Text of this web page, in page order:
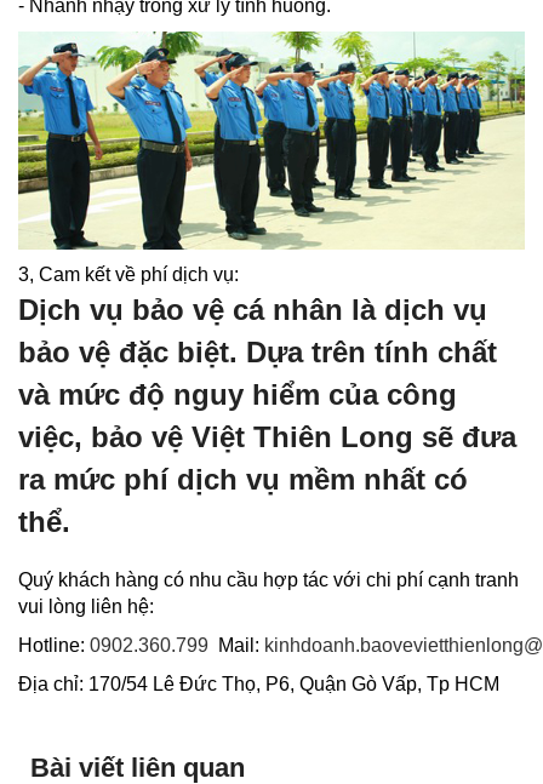
- Nhanh nhậy trong xử lý tình huống.
3, Cam kết về phí dịch vụ:
Dịch vụ bảo vệ cá nhân là dịch vụ
bảo vệ đặc biệt. Dựa trên tính chất
và mức độ nguy hiểm của công
việc, bảo vệ Việt Thiên Long sẽ đưa
ra mức phí dịch vụ mềm nhất có
thể.
Quý khách hàng có nhu cầu hợp tác với chi phí cạnh tranh
vui lòng liên hệ:
Hotline: 0902.360.799 Mail:
Địa chỉ: 170/54 Lê Đức Thọ, P6, Quận Gò Vấp, Tp HCM
Bài viết liên quan